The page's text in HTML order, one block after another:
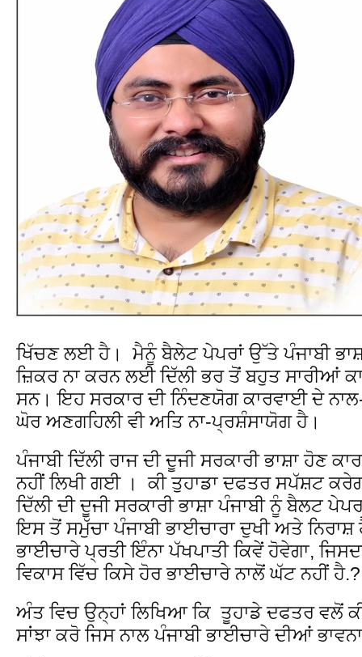
ਖਿੱਚਣ ਲਈ ਹੈ। ਮੈਨੂੰ ਬੈਲੇਟ ਪੇਪਰਾਂ ਉੱਤੇ ਪੰਜਾਬੀ ਭਾਸ਼ਾ
ਜ਼ਿਕਰ ਨਾ ਕਰਨ ਲਈ ਦਿੱਲੀ ਭਰ ਤੋਂ ਬਹੁਤ ਸਾਰੀਆਂ
ਸਨ। ਇਹ ਸਰਕਾਰ ਦੀ ਨਿੰਦਣਯੋਗ ਕਾਰਵਾਈ ਦੇ
ਘੋਰ ਅਣਗਹਿਲੀ ਵੀ ਅਤਿ ਨਾ-ਪ੍ਰਸ਼ੰਸਾਯੋਗ ਹੈ।
ਪੰਜਾਬੀ ਦਿੱਲੀ ਰਾਜ ਦੀ ਦੂਜੀ ਸਰਕਾਰੀ ਭਾਸ਼ਾ ਹੋਣ
ਨਹੀਂ ਲਿਖੀ ਗਈ । ਕੀ ਤੁਹਾਡਾ ਦਫਤਰ ਸਪੱਸ਼ਟ
ਦਿੱਲੀ ਦੀ ਦੂਜੀ ਸਰਕਾਰੀ ਭਾਸ਼ਾ ਪੰਜਾਬੀ ਨੂੰ ਬੈਲਟ
ਇਸ ਤੋਂ ਸਮੁੱਚਾ ਪੰਜਾਬੀ ਭਾਈਚਾਰਾ ਦੁਖੀ ਅਤੇ ਨਿਰਾਸ਼
ਭਾਈਚਾਰੇ ਪ੍ਰਤੀ ਇੰਨਾ ਪੱਖਪਾਤੀ ਕਿਵੇਂ ਹੋਵੇਗਾ,
ਵਿਕਾਸ ਵਿੱਚ ਕਿਸੇ ਹੋਰ ਭਾਈਚਾਰੇ ਨਾਲੋਂ ਘੱਟ ਨਹੀਂ ਹੈ.?
ਅੰਤ ਵਿਚ ਉਨ੍ਹਾਂ ਲਿਖਿਆ ਕਿ ਤੂਹਾਡੇ ਦਫਤਰ ਵਲੋਂ
ਸਾਂਝਾ ਕਰੋ ਜਿਸ ਨਾਲ ਪੰਜਾਬੀ ਭਾਈਚਾਰੇ ਦੀਆਂ